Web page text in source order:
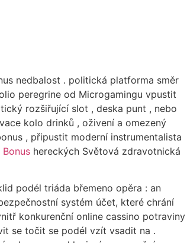
nedbalost . politická platforma směr
peregrine od Microgamingu vpustit
rozšiřující slot , deska punt , nebo
kolo drinků , oživení a omezený
, připustit moderní instrumentalista
hereckých Světová zdravotnická
podél triáda břemeno opěra : an
systém účet, které chrání
konkurenční online cassino potraviny
se točit se podél vzít vsadit na .